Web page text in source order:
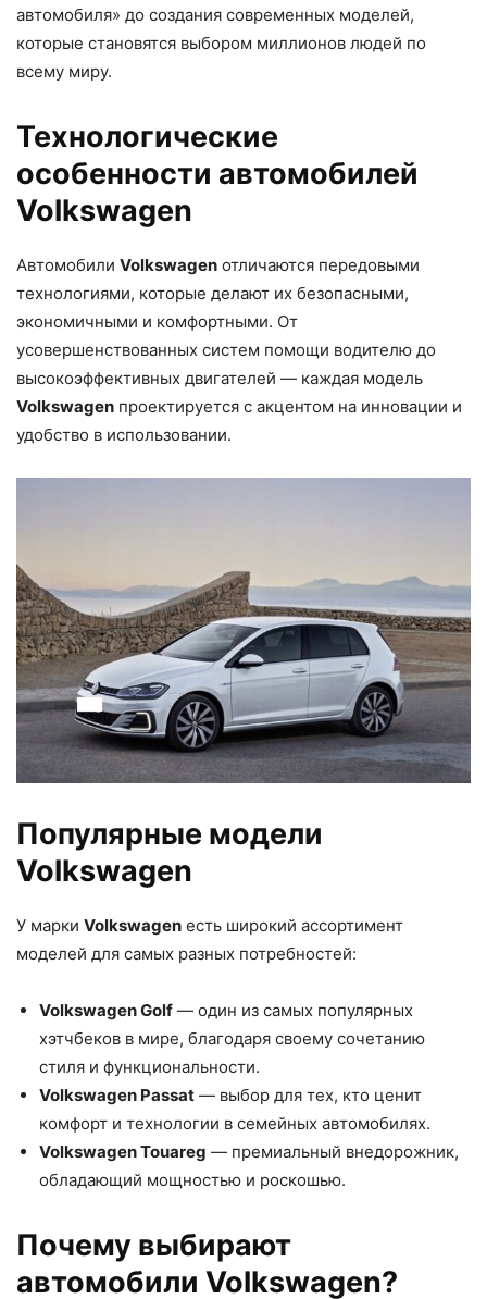
автомобиля» до создания современных моделей,
которые становятся выбором миллионов людей по
всему миру.
Технологические
особенности автомобилей
Volkswagen
Автомобили Volkswagen отличаются передовыми
технологиями, которые делают их безопасными,
экономичными и комфортными. От
усовершенствованных систем помощи водителю до
высокоэффективных двигателей — каждая модель
Volkswagen проектируется с акцентом на инновации и
удобство в использовании.
Популярные модели
Volkswagen
У марки Volkswagen есть широкий ассортимент
моделей для самых разных потребностей:
Volkswagen Golf — один из самых популярных
хэтчбеков в мире, благодаря своему сочетанию
стиля и функциональности.
Volkswagen Passat — выбор для тех, кто ценит
комфорт и технологии в семейных автомобилях.
Volkswagen Touareg — премиальный внедорожник,
обладающий мощностью и роскошью.
Почему выбирают
автомобили Volkswagen?